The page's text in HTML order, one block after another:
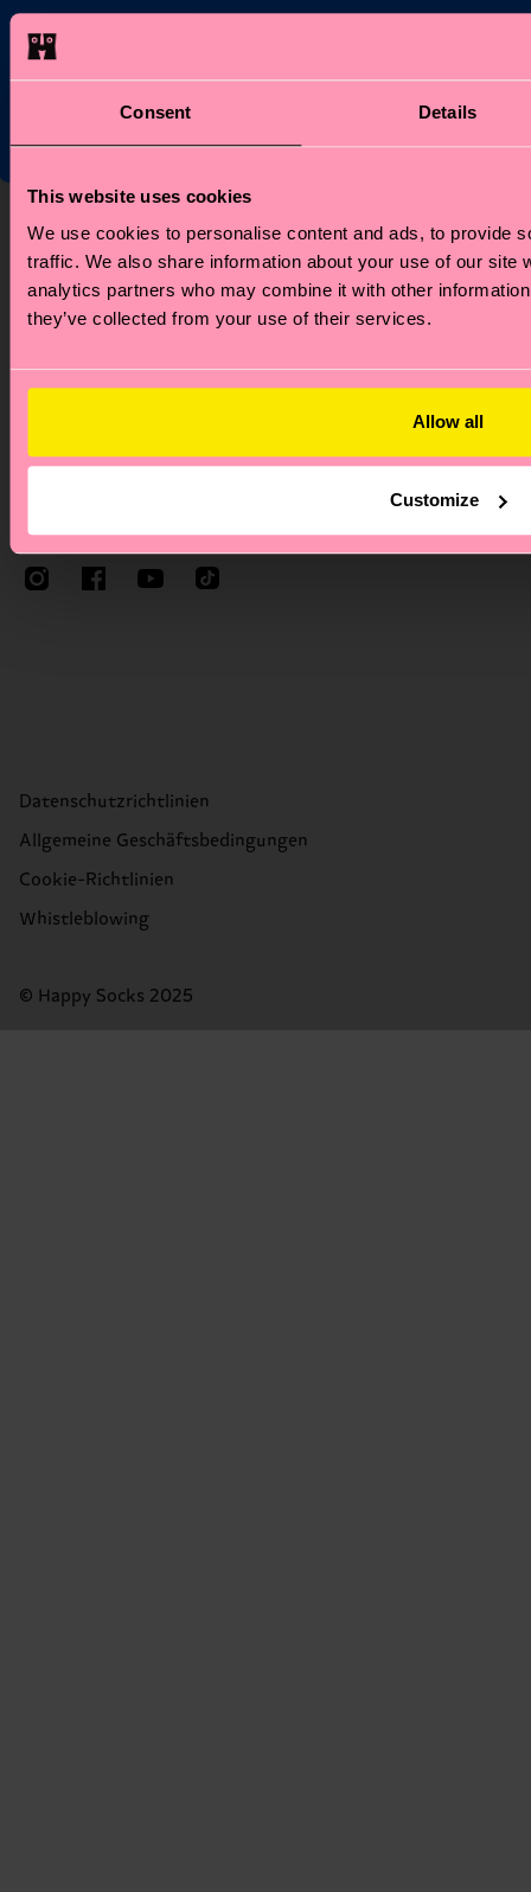
Consent Details
This website uses cookies
We use cookies to personalise content and ads, to provide
traffic. We also share information about your use of our site
analytics partners who may combine it with other
they’ve collected from your use of their services.
Allow all
Customize
oder Sale Produkten kombiniert werden. Mit der Registrierung
Über uns
Happy Blog
Nachhaltigkeit
Firmengeschenken
Karriere
FAQ's
Versandzeit/Versandkosten
Widerrufsrecht
Folge Happy Socks
Datenschutzrichtlinien
Allgemeine Geschäftsbedingungen
Cookie-Richtlinien
Whistleblowing
© Happy Socks 2025